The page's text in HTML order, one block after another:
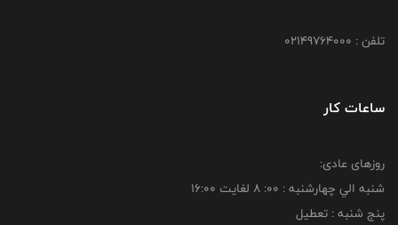
تلفن : 02149764000
ساعات کار
روزهای عادی:
شنبه الي چهارشنبه : 00: 8 لغايت 16:00
پنج شنبه : تعطیل